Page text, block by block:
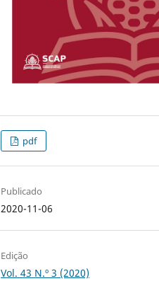
pdf
Publicado
2020-11-06
Edição
Vol. 43 N.º 3 (2020)